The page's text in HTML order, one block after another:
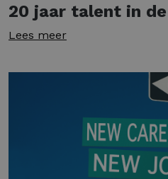
20 jaar talent in
Lees meer